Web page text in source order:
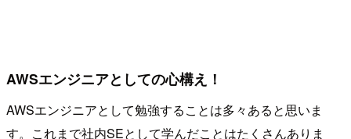
AWSエンジニアとしての心構え！
AWSエンジニアとして勉強することは多々あると思いま
す。これまで社内SEとして学んだことはたくさんありま